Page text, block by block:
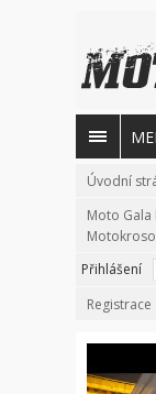
Úvodní
Moto
Přihlášení
Registrace